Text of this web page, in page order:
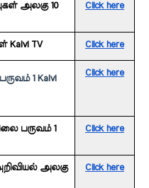
அலகு 10
Click here
Kalvi TV Click here
1 Kalvi
Click here
பருவம் 1
Click here
அலகு
Click here